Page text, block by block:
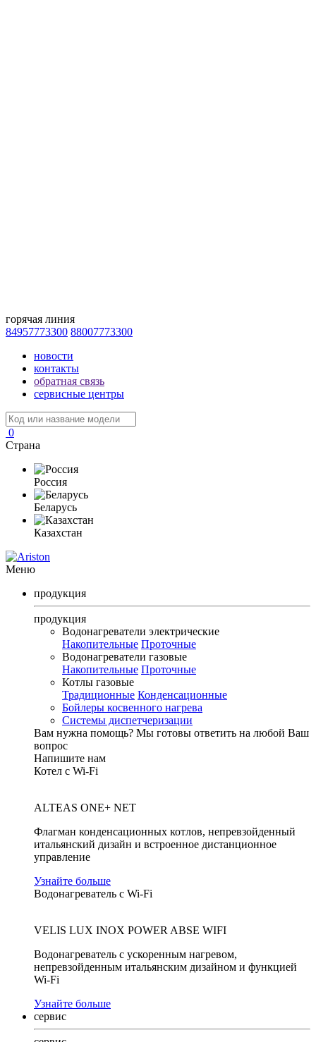
горячая линия
84957773300 88007773300
новости
контакты
обратная связь
сервисные центры
0
Страна
Россия
Беларусь
Казахстан
Меню
продукция
продукция
Водонагреватели электрические
Накопительные Проточные
Водонагреватели газовые
Накопительные Проточные
Котлы газовые
Традиционные Конденсационные
Бойлеры косвенного нагрева
Системы диспетчеризации
Вам нужна помощь? Мы готовы ответить на любой Ваш
вопрос
Напишите нам
Котел с Wi-Fi
ALTEAS ONE+ NET
Флагман конденсационных котлов, непревзойденный
итальянский дизайн и встроенное дистанционное
управление
Узнайте больше
Водонагреватель с Wi-Fi
VELIS LUX INOX POWER ABSE WIFI
Водонагреватель с ускоренным нагревом,
непревзойденным итальянским дизайном и функцией
Wi-Fi
Узнайте больше
сервис